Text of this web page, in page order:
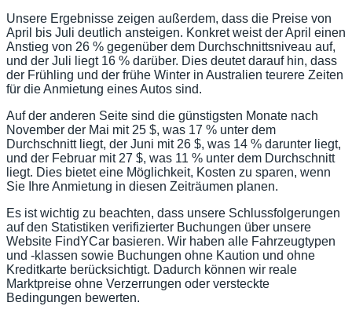
Unsere Ergebnisse zeigen außerdem, dass die Preise von
April bis Juli deutlich ansteigen. Konkret weist der April einen
Anstieg von 26 % gegenüber dem Durchschnittsniveau auf,
und der Juli liegt 16 % darüber. Dies deutet darauf hin, dass
der Frühling und der frühe Winter in Australien teurere Zeiten
für die Anmietung eines Autos sind.
Auf der anderen Seite sind die günstigsten Monate nach
November der Mai mit 25 $, was 17 % unter dem
Durchschnitt liegt, der Juni mit 26 $, was 14 % darunter liegt,
und der Februar mit 27 $, was 11 % unter dem Durchschnitt
liegt. Dies bietet eine Möglichkeit, Kosten zu sparen, wenn
Sie Ihre Anmietung in diesen Zeiträumen planen.
Es ist wichtig zu beachten, dass unsere Schlussfolgerungen
auf den Statistiken verifizierter Buchungen über unsere
Website FindYCar basieren. Wir haben alle Fahrzeugtypen
und -klassen sowie Buchungen ohne Kaution und ohne
Kreditkarte berücksichtigt. Dadurch können wir reale
Marktpreise ohne Verzerrungen oder versteckte
Bedingungen bewerten.